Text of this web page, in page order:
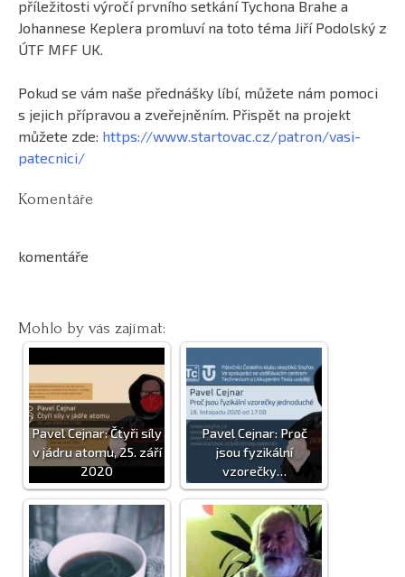
příležitosti výročí prvního setkání Tychona Brahe a
Johannese Keplera promluví na toto téma Jiří Podolský z
ÚTF MFF UK.
Pokud se vám naše přednášky líbí, můžete nám pomoci
s jejich přípravou a zveřejněním. Přispět na projekt
můžete zde: https://www.startovac.cz/patron/vasi-
patecnici/
Komentáře
komentáře
Mohlo by vás zajímat:
Pavel Cejnar: Čtyři síly
v jádru atomu, 25. září
2020
Pavel Cejnar: Proč
jsou fyzikální
vzorečky…